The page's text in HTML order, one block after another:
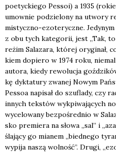
poetyc­kie­go Pes­soi) a 1935
umow­nie podzie­lo­ny na utwo­ry
mistycz­no-ezo­te­rycz­ne.
z obu tych kate­go­rii, jest „Tak,
reżim Sala­za­ra, któ­rej ory­gi­nał,
kiem dopie­ro w 1974 roku,
auto­ra, kie­dy rewo­lu­cja
kę dyk­ta­tu­ry zwa­nej Nowym
Pes­soa napi­sał do szu­fla­dy, czy
innych tek­stów wykpi­wa­ją­cych
wyce­lo­wa­ny bez­po­śred­nio w
sko pre­mie­ra na sło­wa „sal” i
śla­ją­cy go mia­nem „bied­ne­go
wypi­ja naszą wol­ność”. Dru­gi,